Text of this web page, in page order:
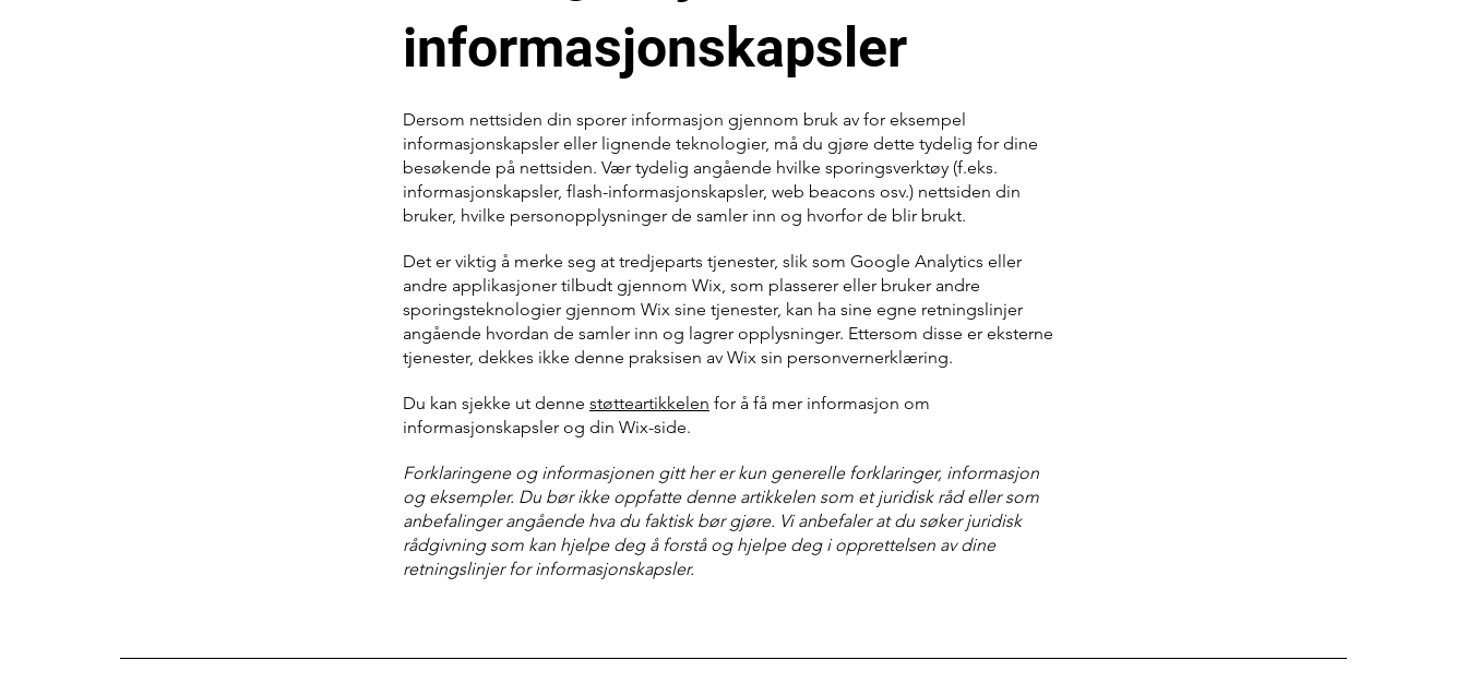
informasjonskapsler
Dersom nettsiden din sporer informasjon gjennom bruk av for eksempel
informasjonskapsler eller lignende teknologier, må du gjøre dette tydelig for dine
besøkende på nettsiden. Vær tydelig angående hvilke sporingsverktøy (f.eks.
informasjonskapsler, flash-informasjonskapsler, web beacons osv.) nettsiden din
bruker, hvilke personopplysninger de samler inn og hvorfor de blir brukt.
Det er viktig å merke seg at tredjeparts tjenester, slik som Google Analytics eller
andre applikasjoner tilbudt gjennom Wix, som plasserer eller bruker andre
sporingsteknologier gjennom Wix sine tjenester, kan ha sine egne retningslinjer
angående hvordan de samler inn og lagrer opplysninger. Ettersom disse er eksterne
tjenester, dekkes ikke denne praksisen av Wix sin personvernerklæring.
Du kan sjekke ut denne støtteartikkelen for å få mer informasjon om
informasjonskapsler og din Wix-side.
Forklaringene og informasjonen gitt her er kun generelle forklaringer, informasjon
og eksempler. Du bør ikke oppfatte denne artikkelen som et juridisk råd eller som
anbefalinger angående hva du faktisk bør gjøre. Vi anbefaler at du søker juridisk
rådgivning som kan hjelpe deg å forstå og hjelpe deg i opprettelsen av dine
retningslinjer for informasjonskapsler.